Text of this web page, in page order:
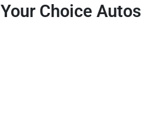
Your Choice Autos